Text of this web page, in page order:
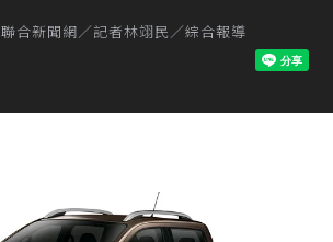
聯合新聞網／記者林翊民／綜合報導